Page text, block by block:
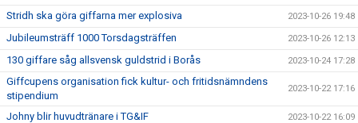
Stridh ska göra giffarna mer explosiva 2023-10-26 19:48
Jubileumsträff 1000 Torsdagsträffen 2023-10-26 12:13
130 giffare såg allsvensk guldstrid i Borås 2023-10-24 17:28
Giffcupens organisation fick kultur- och fritidsnämndens
stipendium
2023-10-22 17:16
Johny blir huvudtränare i TG&IF 2023-10-22 16:09